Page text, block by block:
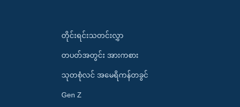
တိုင်းရင်းသတင်းလွှာ
တပတ်အတွင်း အားကစား
သုတစုံလင် အမေရိကန်တခွင်
Gen Z